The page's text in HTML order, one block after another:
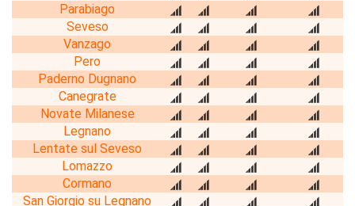
Parabiago
Seveso
Vanzago
Pero
Paderno Dugnano
Canegrate
Novate Milanese
Legnano
Lentate sul Seveso
Lomazzo
Cormano
San Giorgio su Legnano